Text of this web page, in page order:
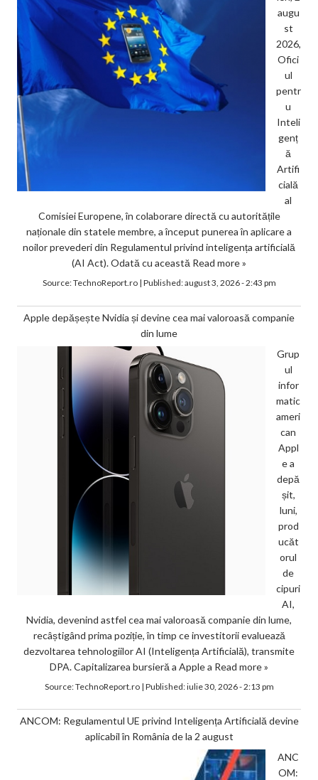
augu
st
2026,
Ofici
ul
pentr
u
Inteli
genț
ă
Artifi
cială
al
Comisiei Europene, în colaborare directă cu autoritățile
naționale din statele membre, a început punerea în aplicare a
noilor prevederi din Regulamentul privind inteligența artificială
(AI Act). Odată cu această Read more »
Source:TechnoReport.ro| Published:august 3, 2026 - 2:43 pm
Apple depășește Nvidia și devine cea mai valoroasă companie
din lume
Grup
ul
infor
matic
ameri
can
Appl
e a
depă
șit,
luni,
prod
ucăt
orul
de
cipuri
AI,
Nvidia, devenind astfel cea mai valoroasă companie din lume,
recâștigând prima poziție, în timp ce investitorii evaluează
dezvoltarea tehnologiilor AI (Inteligența Artificială), transmite
DPA. Capitalizarea bursieră a Apple a Read more »
Source:TechnoReport.ro| Published:iulie 30, 2026 - 2:13 pm
ANCOM: Regulamentul UE privind Inteligența Artificială devine
aplicabil în România de la 2 august
ANC
OM: